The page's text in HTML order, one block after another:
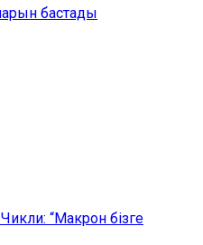
бастады
“Макрон бізге